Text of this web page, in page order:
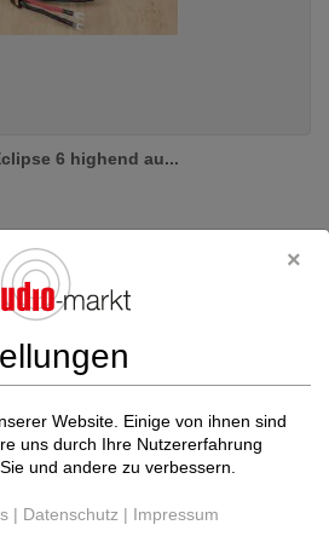
6 highend au...
Website. Einige von ihnen sind
uns durch Ihre Nutzererfahrung
und andere zu verbessern.
| Datenschutz | Impressum